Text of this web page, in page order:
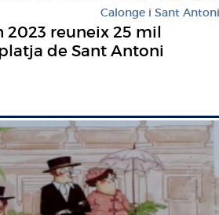
Calonge i Sant Antoni
2023 reuneix 25 mil
de Sant Antoni